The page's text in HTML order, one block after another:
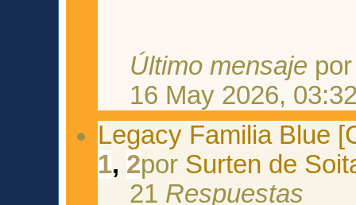
Último mensaje
16 May 2026,
Legacy Familia Blue
1, 2por Surten de
21 Respuestas